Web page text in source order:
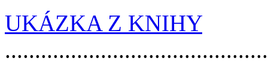
UKÁZKA Z KNIHY